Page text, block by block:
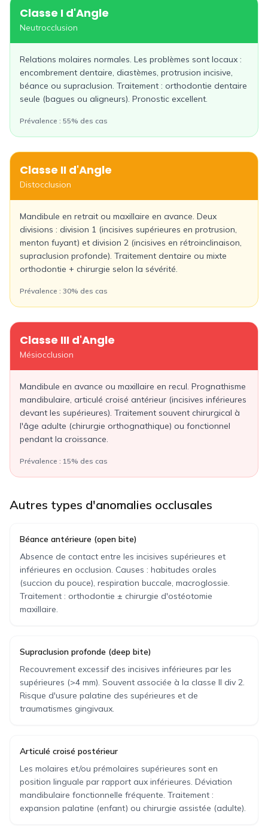
Classe I d'Angle
Neutrocclusion
Relations molaires normales. Les problèmes sont locaux :
encombrement dentaire, diastèmes, protrusion incisive,
béance ou supraclusion. Traitement : orthodontie dentaire
seule (bagues ou aligneurs). Pronostic excellent.
Prévalence : 55% des cas
Classe II d'Angle
Distocclusion
Mandibule en retrait ou maxillaire en avance. Deux
divisions : division 1 (incisives supérieures en protrusion,
menton fuyant) et division 2 (incisives en rétroinclinaison,
supraclusion profonde). Traitement dentaire ou mixte
orthodontie + chirurgie selon la sévérité.
Prévalence : 30% des cas
Classe III d'Angle
Mésiocclusion
Mandibule en avance ou maxillaire en recul. Prognathisme
mandibulaire, articulé croisé antérieur (incisives inférieures
devant les supérieures). Traitement souvent chirurgical à
l'âge adulte (chirurgie orthognathique) ou fonctionnel
pendant la croissance.
Prévalence : 15% des cas
Autres types d'anomalies occlusales
Béance antérieure (open bite)
Absence de contact entre les incisives supérieures et
inférieures en occlusion. Causes : habitudes orales
(succion du pouce), respiration buccale, macroglossie.
Traitement : orthodontie ± chirurgie d'ostéotomie
maxillaire.
Supraclusion profonde (deep bite)
Recouvrement excessif des incisives inférieures par les
supérieures (>4 mm). Souvent associée à la classe II div 2.
Risque d'usure palatine des supérieures et de
traumatismes gingivaux.
Articulé croisé postérieur
Les molaires et/ou prémolaires supérieures sont en
position linguale par rapport aux inférieures. Déviation
mandibulaire fonctionnelle fréquente. Traitement :
expansion palatine (enfant) ou chirurgie assistée (adulte).